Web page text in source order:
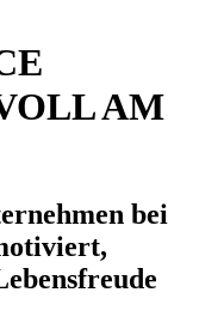
AM
bei